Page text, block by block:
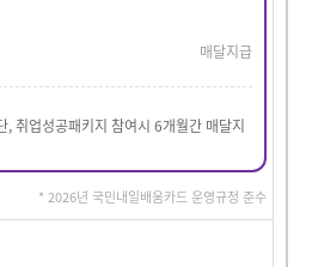
매달지급
취업성공패키지 참여시 6개월간 매달지
* 2026년 국민내일배움카드 운영규정 준수